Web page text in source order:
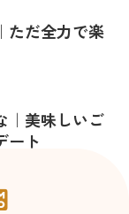
ただ全力で楽
｜美味しいご
ート